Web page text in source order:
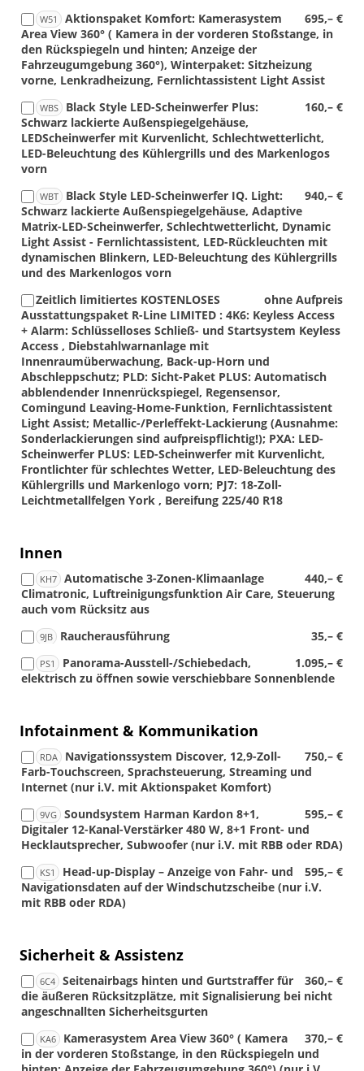
W51 695,– €
Aktionspaket Komfort: Kamerasystem
Area View 360° ( Kamera in der vorderen Stoßstange, in
den Rückspiegeln und hinten; Anzeige der
Fahrzeugumgebung 360°), Winterpaket: Sitzheizung
vorne, Lenkradheizung, Fernlichtassistent Light Assist
WBS 160,– €
Black Style LED-Scheinwerfer Plus:
Schwarz lackierte Außenspiegelgehäuse,
LEDScheinwerfer mit Kurvenlicht, Schlechtwetterlicht,
LED-Beleuchtung des Kühlergrills und des Markenlogos
vorn
WBT 940,– €
Black Style LED-Scheinwerfer IQ. Light:
Schwarz lackierte Außenspiegelgehäuse, Adaptive
Matrix-LED-Scheinwerfer, Schlechtwetterlicht, Dynamic
Light Assist - Fernlichtassistent, LED-Rückleuchten mit
dynamischen Blinkern, LED-Beleuchtung des Kühlergrills
und des Markenlogos vorn
ohne Aufpreis
Zeitlich limitiertes KOSTENLOSES
Ausstattungspaket R-Line LIMITED : 4K6: Keyless Access
+ Alarm: Schlüsselloses Schließ- und Startsystem Keyless
Access , Diebstahlwarnanlage mit
Innenraumüberwachung, Back-up-Horn und
Abschleppschutz; PLD: Sicht-Paket PLUS: Automatisch
abblendender Innenrückspiegel, Regensensor,
Comingund Leaving-Home-Funktion, Fernlichtassistent
Light Assist; Metallic-/Perleffekt-Lackierung (Ausnahme:
Sonderlackierungen sind aufpreispflichtig!); PXA: LED-
Scheinwerfer PLUS: LED-Scheinwerfer mit Kurvenlicht,
Frontlichter für schlechtes Wetter, LED-Beleuchtung des
Kühlergrills und Markenlogo vorn; PJ7: 18-Zoll-
Leichtmetallfelgen York , Bereifung 225/40 R18
Innen
KH7 440,– €
Automatische 3-Zonen-Klimaanlage
Climatronic, Luftreinigungsfunktion Air Care, Steuerung
auch vom Rücksitz aus
9JB 35,– €
Raucherausführung
PS1 1.095,– €
Panorama-Ausstell-/Schiebedach,
elektrisch zu öffnen sowie verschiebbare Sonnenblende
Infotainment & Kommunikation
RDA 750,– €
Navigationssystem Discover, 12,9-Zoll-
Farb-Touchscreen, Sprachsteuerung, Streaming und
Internet (nur i.V. mit Aktionspaket Komfort)
9VG 595,– €
Soundsystem Harman Kardon 8+1,
Digitaler 12-Kanal-Verstärker 480 W, 8+1 Front- und
Hecklautsprecher, Subwoofer (nur i.V. mit RBB oder RDA)
KS1 595,– €
Head-up-Display – Anzeige von Fahr- und
Navigationsdaten auf der Windschutzscheibe (nur i.V.
mit RBB oder RDA)
Sicherheit & Assistenz
6C4 360,– €
Seitenairbags hinten und Gurtstraffer für
die äußeren Rücksitzplätze, mit Signalisierung bei nicht
angeschnallten Sicherheitsgurten
KA6 370,– €
Kamerasystem Area View 360° ( Kamera
in der vorderen Stoßstange, in den Rückspiegeln und